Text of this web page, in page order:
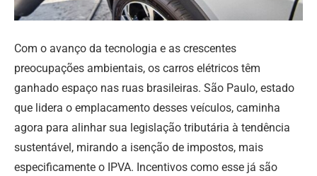
Com o avanço da tecnologia e as crescentes
preocupações ambientais, os carros elétricos têm
ganhado espaço nas ruas brasileiras. São Paulo, estado
que lidera o emplacamento desses veículos, caminha
agora para alinhar sua legislação tributária à tendência
sustentável, mirando a isenção de impostos, mais
especificamente o IPVA. Incentivos como esse já são